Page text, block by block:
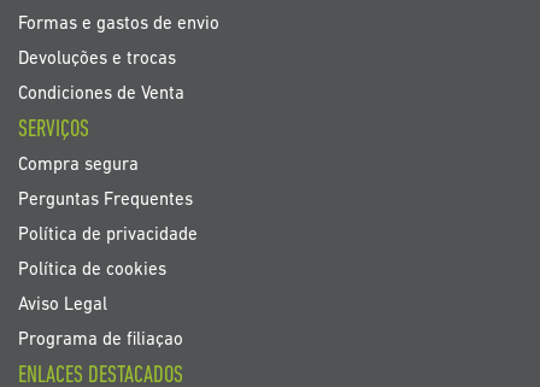
Formas e gastos de envio
Devoluções e trocas
Condiciones de Venta
SERVIÇOS
Compra segura
Perguntas Frequentes
Política de privacidade
Política de cookies
Aviso Legal
Programa de filiaçao
ENLACES DESTACADOS